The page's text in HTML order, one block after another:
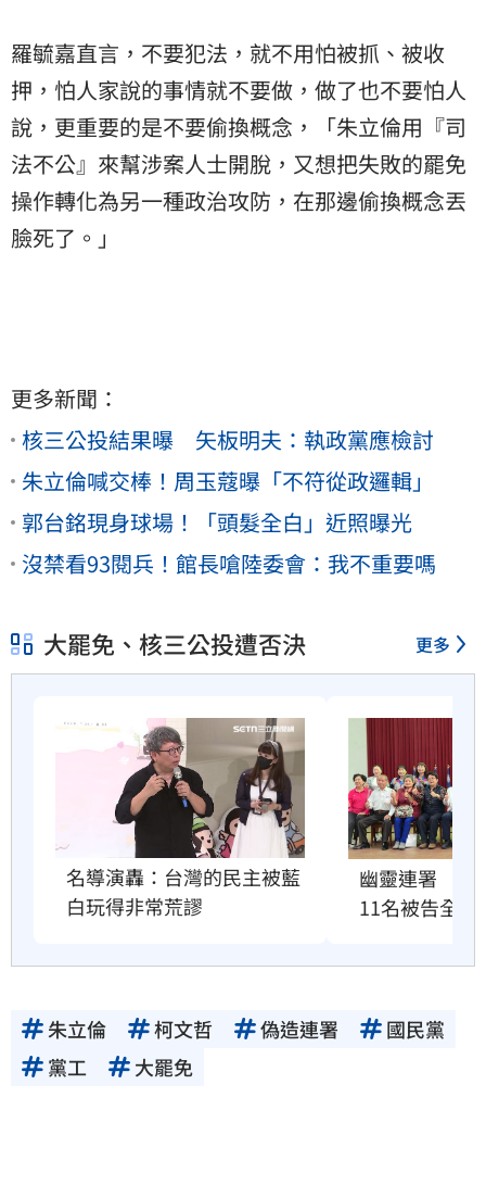
羅毓嘉直言，不要犯法，就不用怕被抓、被收
押，怕人家說的事情就不要做，做了也不要怕人
說，更重要的是不要偷換概念，「朱立倫用『司
法不公』來幫涉案人士開脫，又想把失敗的罷免
操作轉化為另一種政治攻防，在那邊偷換概念丟
臉死了。」
更多新聞：
核三公投結果曝 矢板明夫：執政黨應檢討
朱立倫喊交棒！周玉蔻曝「不符從政邏輯」
郭台銘現身球場！「頭髮全白」近照曝光
沒禁看93閱兵！館長嗆陸委會：我不重要嗎
大罷免、核三公投遭否決 更多
名導演轟：台灣的民主被藍
白玩得非常荒謬
幽靈連署　國
11名被告全緩
朱立倫 柯文哲 偽造連署
國民黨
黨工
大罷免